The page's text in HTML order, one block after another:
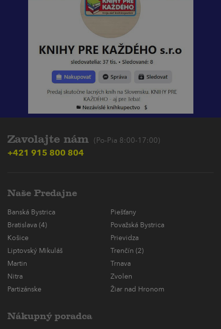
Zavolajte nám (Po-Pia 8:00-17:00)
+421 915 800 804
Naše Predajne
Banská Bystrica
Piešťany
Bratislava (4)
Považská Bystrica
Košice
Prievidza
Liptovský Mikuláš
Trenčín (2)
Martin
Trnava
Nitra
Zvolen
Partizánske
Žiar nad Hronom
Nákupný poradca